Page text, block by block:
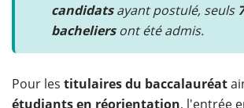
candidatsayant postulé, seuls
bacheliersont été admis.
Pour les titulaires du baccalauréat
étudiants en réorientation, l'entrée